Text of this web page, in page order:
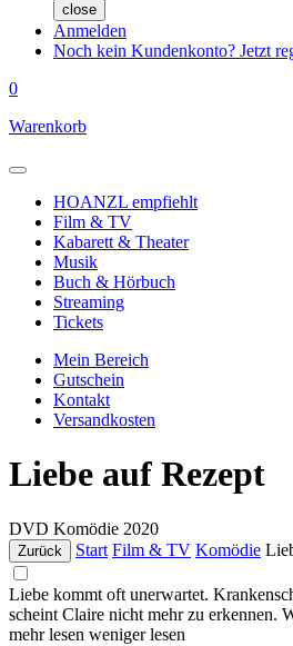
close
Anmelden
Noch kein Kundenkonto? Jetzt
0
Warenkorb
HOANZL empfiehlt
Film & TV
Kabarett & Theater
Musik
Buch & Hörbuch
Streaming
Tickets
Mein Bereich
Gutschein
Kontakt
Versandkosten
Liebe auf Rezept
DVD Komödie 2020
Zurück Start Film & TV Komödie
Liebe kommt oft unerwartet.
scheint Claire nicht mehr zu erkennen.
mehr lesen weniger lesen